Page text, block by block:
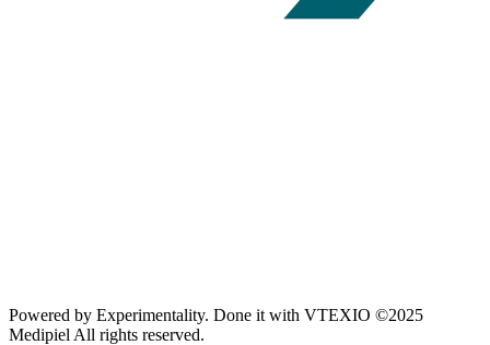
Powered by Experimentality. Done it with VTEXIO ©2025
Medipiel All rights reserved.